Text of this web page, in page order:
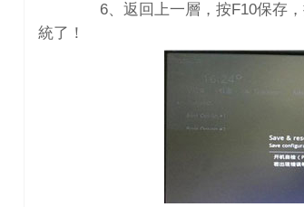
6、返回上一層，按F10保存，
統了！